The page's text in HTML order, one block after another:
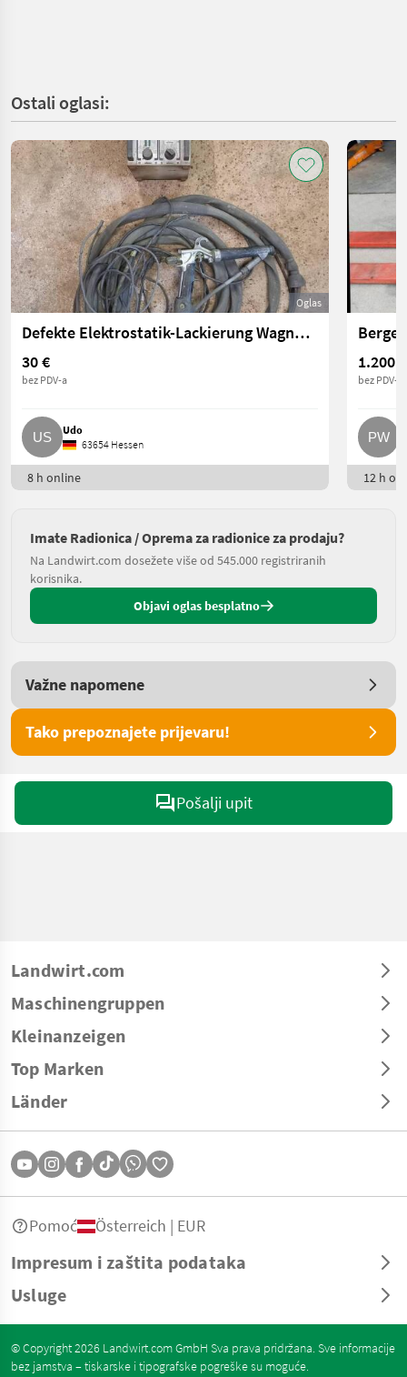
Ostali oglasi:
Oglas
Defekte Elektrostatik-Lackierung Wagner VM2000
30 €
bez PDV-a
Udo
63654 Hessen
8 h online
1.200 €
bez PDV-a
12 h
Imate Radionica / Oprema za radionice za prodaju?
Na Landwirt.com dosežete više od 545.000 registriranih
korisnika.
Objavi oglas besplatno
Važne napomene
Tako prepoznajete prijevaru!
Pošalji upit
Landwirt.com
Maschinengruppen
Kleinanzeigen
Top Marken
Länder
Impresum i zaštita podataka
Usluge
Pomoć Österreich | EUR
© Copyright 2026 Landwirt.com GmbH Sva prava pridržana. Sve informacije
bez jamstva – tiskarske i tipografske pogreške su moguće.